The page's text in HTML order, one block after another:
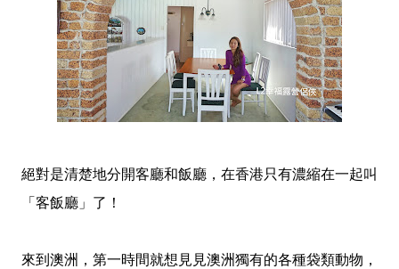
絕對是清楚地分開客廳和飯廳，在香港只有濃縮在一起叫
「客飯廳」了！
來到澳洲，第一時間就想見見澳洲獨有的各種袋類動物，